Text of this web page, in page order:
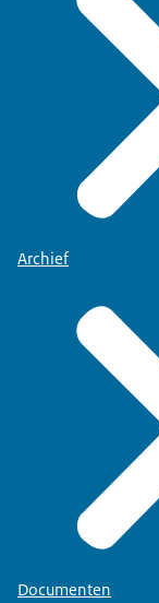
Archief
Documenten